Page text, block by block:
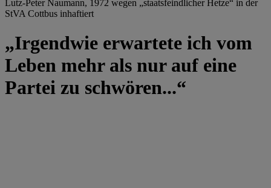
Lutz-Peter Naumann, 1972 wegen „staatsfeindlicher Hetze“ in der
StVA Cottbus inhaftiert
„Irgendwie erwartete ich vom
Leben mehr als nur auf eine
Partei zu schwören...“